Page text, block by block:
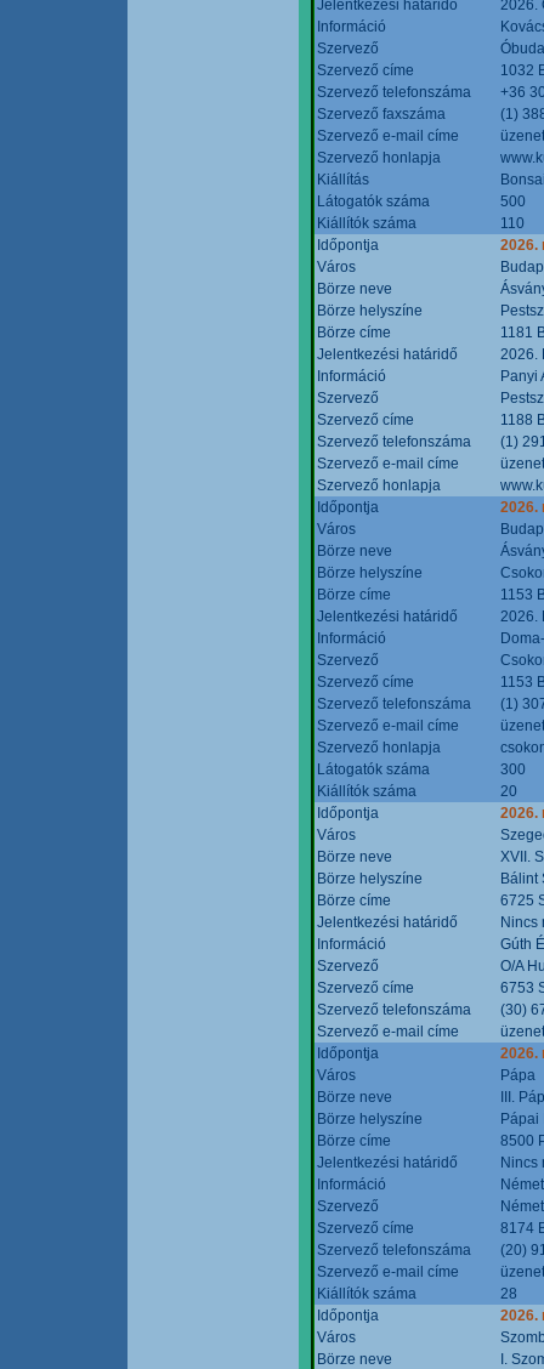
Jelentkezési határidő
2026.
Információ
Szervező
Szervező címe
1032
Szervező telefonszáma
+36
Szervező faxszáma
(1)
Szervező e-mail címe
Szervező honlapja
Kiállítás
Látogatók száma
500
Kiállítók száma
110
Időpontja
2026.
Város
Börze neve
Börze helyszíne
Börze címe
1181
Jelentkezési határidő
2026.
Információ
Panyi
Szervező
Szervező címe
1188
Szervező telefonszáma
(1)
Szervező e-mail címe
Szervező honlapja
Időpontja
2026.
Város
Börze neve
Börze helyszíne
Börze címe
1153
Jelentkezési határidő
2026.
Információ
Szervező
Szervező címe
1153
Szervező telefonszáma
(1)
Szervező e-mail címe
Szervező honlapja
Látogatók száma
300
Kiállítók száma
20
Időpontja
2026.
Város
Börze neve
XVII.
Börze helyszíne
Bálint
Börze címe
6725
Jelentkezési határidő
Nincs
Információ
Gúth
Szervező
O/A
Szervező címe
6753
Szervező telefonszáma
(30)
Szervező e-mail címe
Időpontja
2026.
Város
Pápa
Börze neve
III.
Börze helyszíne
Pápai
Börze címe
8500
Jelentkezési határidő
Nincs
Információ
Szervező
Szervező címe
8174
Szervező telefonszáma
(20)
Szervező e-mail címe
Kiállítók száma
28
Időpontja
2026.
Város
Börze neve
I.